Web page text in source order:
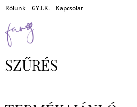
Rólunk GY.I.K. Kapcsolat
SZŰRÉS